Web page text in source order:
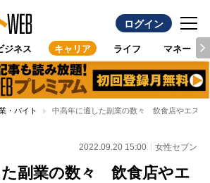
ログイン
ジネス キャリア ライフ マネー
・バイト 中高年に適した副業の数々 飲食店やエステ
2022.09.20 15:00 女性セブン
た副業の数々 飲食店やエ